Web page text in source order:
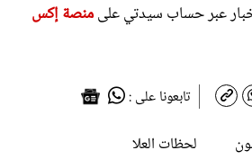
عبر حساب سيدتي علىمنصة إكس
تابعونا على :
لحظات العلا